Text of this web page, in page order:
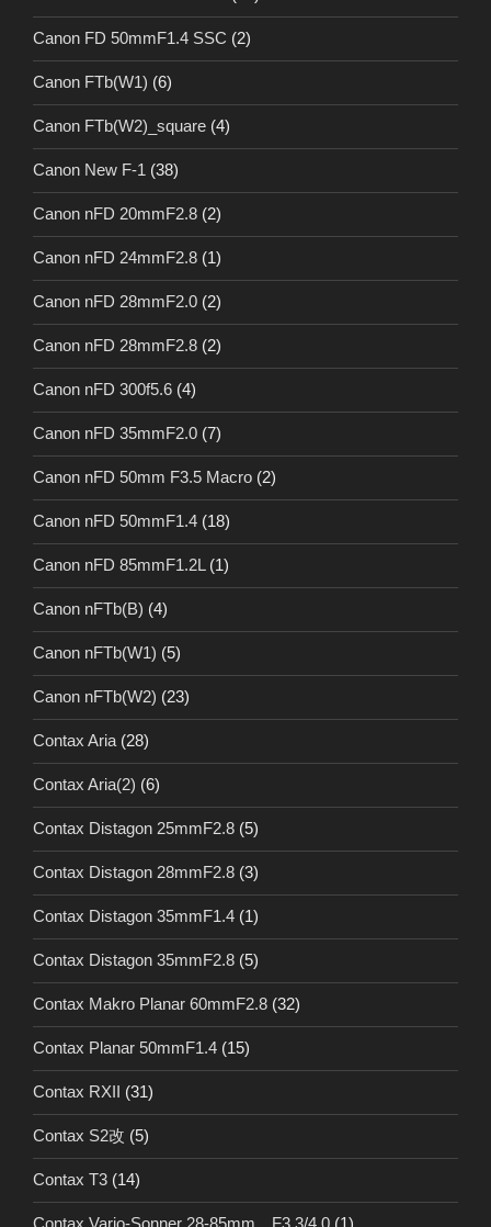
Canon FD 50mmF1.4 SSC (2)
Canon FTb(W1) (6)
Canon FTb(W2)_square (4)
Canon New F-1 (38)
Canon nFD 20mmF2.8 (2)
Canon nFD 24mmF2.8 (1)
Canon nFD 28mmF2.0 (2)
Canon nFD 28mmF2.8 (2)
Canon nFD 300f5.6 (4)
Canon nFD 35mmF2.0 (7)
Canon nFD 50mm F3.5 Macro (2)
Canon nFD 50mmF1.4 (18)
Canon nFD 85mmF1.2L (1)
Canon nFTb(B) (4)
Canon nFTb(W1) (5)
Canon nFTb(W2) (23)
Contax Aria (28)
Contax Aria(2) (6)
Contax Distagon 25mmF2.8 (5)
Contax Distagon 28mmF2.8 (3)
Contax Distagon 35mmF1.4 (1)
Contax Distagon 35mmF2.8 (5)
Contax Makro Planar 60mmF2.8 (32)
Contax Planar 50mmF1.4 (15)
Contax RXII (31)
Contax S2改 (5)
Contax T3 (14)